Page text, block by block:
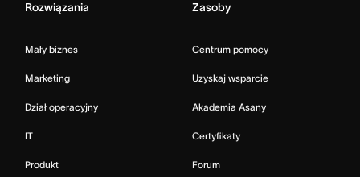
Rozwiązania
Mały biznes
Marketing
Dział operacyjny
IT
Produkt
Zasoby
Centrum pomocy
Uzyskaj wsparcie
Akademia Asany
Certyfikaty
Forum